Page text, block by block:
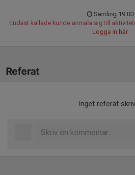
Samling 19:00
Endast kallade kunde anmäla sig till
Logga in här
Referat
Inget referat